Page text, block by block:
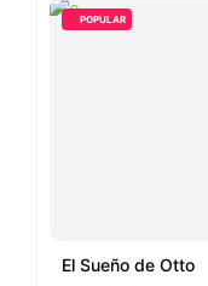
POPULAR
El Sueño de Otto